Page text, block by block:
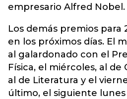
empresario Alfred Nobel.
Los demás premios para
en los próximos días. El
al galardonado con el
Física, el miércoles, al de
al de Literatura y el
último, el siguiente lunes